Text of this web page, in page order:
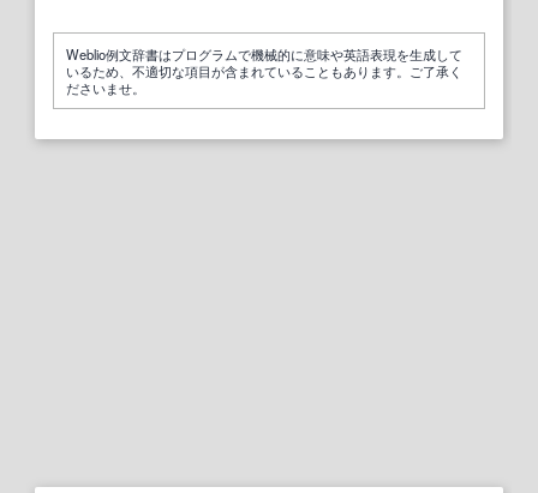
Weblio例文辞書はプログラムで機械的に意味や英語表現を生成して
いるため、不適切な項目が含まれていることもあります。ご了承く
ださいませ。